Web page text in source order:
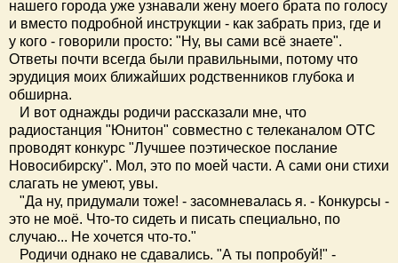
нашего города уже узнавали жену моего брата по голосу
и вместо подробной инструкции - как забрать приз, где и
у кого - говорили просто: "Ну, вы сами всё знаете".
Ответы почти всегда были правильными, потому что
эрудиция моих ближайших родственников глубока и
обширна.
И вот однажды родичи рассказали мне, что
радиостанция "Юнитон" совместно с телеканалом ОТС
проводят конкурс "Лучшее поэтическое послание
Новосибирску". Мол, это по моей части. А сами они стихи
слагать не умеют, увы.
"Да ну, придумали тоже! - засомневалась я. - Конкурсы -
это не моё. Что-то сидеть и писать специально, по
случаю... Не хочется что-то."
Родичи однако не сдавались. "А ты попробуй!" -